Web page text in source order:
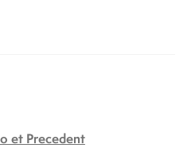
et Precedent